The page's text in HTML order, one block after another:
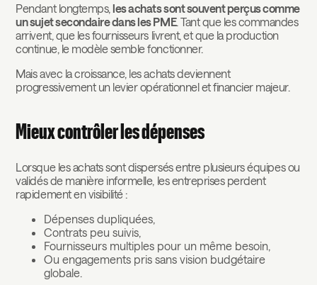
Pendant longtemps, les achats sont souvent perçus comme
un sujet secondaire dans les PME. Tant que les commandes
arrivent, que les fournisseurs livrent, et que la production
continue, le modèle semble fonctionner.
Mais avec la croissance, les achats deviennent
progressivement un levier opérationnel et financier majeur.
Mieux contrôler les dépenses
Lorsque les achats sont dispersés entre plusieurs équipes ou
validés de manière informelle, les entreprises perdent
rapidement en visibilité :
Dépenses dupliquées,
Contrats peu suivis,
Fournisseurs multiples pour un même besoin,
Ou engagements pris sans vision budgétaire
globale.